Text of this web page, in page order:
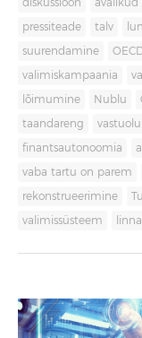
diskussioon avalikud
pressiteade talv
suurendamine
valimiskampaania
lõimumine Nublu
taandareng vastuolu
finantsautonoomia
vaba tartu on parem
rekonstrueerimine
valimissüsteem